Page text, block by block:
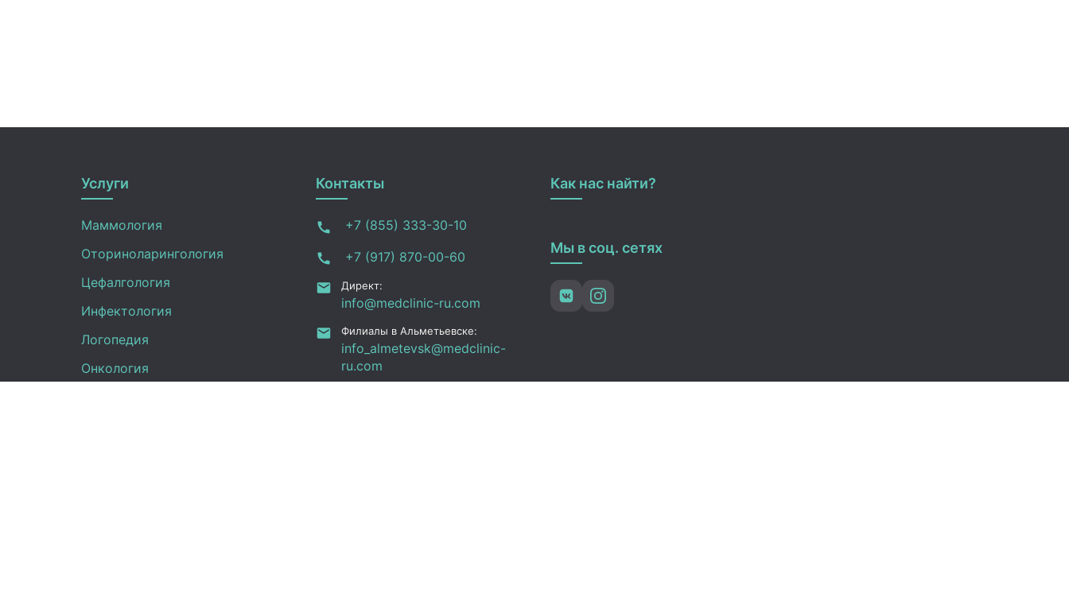
Услуги
Маммология
Оториноларингология
Цефалгология
Инфектология
Логопедия
Онкология
Контакты
+7 (855) 333-30-10
+7 (917) 870-00-60
Директ:
info@medclinic-ru.com
Филиалы в Альметьевске:
info_almetevsk@medclinic-
ru.com
Как нас найти?
Мы в соц. сетях